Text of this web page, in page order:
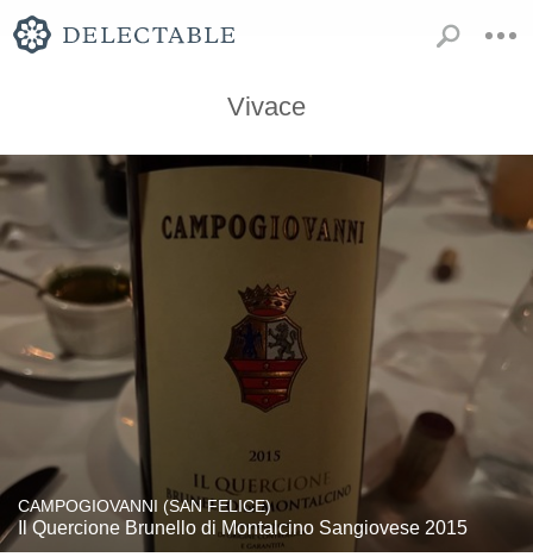
Vivace
CAMPOGIOVANNI (SAN FELICE)
Il Quercione Brunello di Montalcino Sangiovese 2015